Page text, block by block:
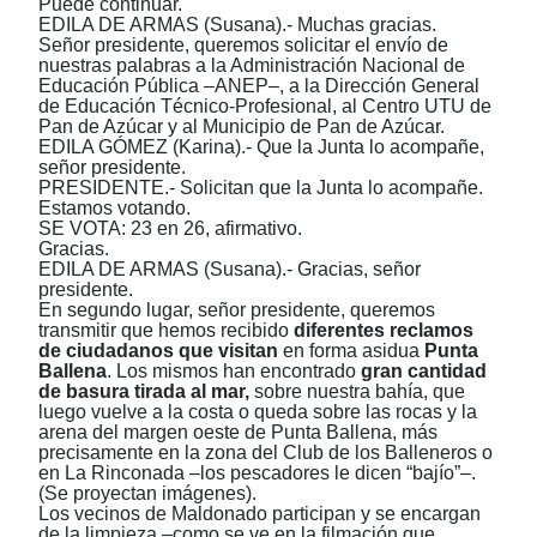
EDILA DE ARMAS (Susana).- Muchas gracias.
Señor presidente, queremos solicitar el envío de
nuestras palabras a la Administración Nacional de
Educación Pública –ANEP–, a la Dirección General
de Educación Técnico-Profesional, al Centro UTU de
Pan de Azúcar y al Municipio de Pan de Azúcar.
EDILA GÓMEZ (Karina).- Que la Junta lo acompañe,
señor presidente.
PRESIDENTE.- Solicitan que la Junta lo acompañe.
Estamos votando.
SE VOTA: 23 en 26, afirmativo.
Gracias.
EDILA DE ARMAS (Susana).- Gracias, señor
presidente.
En segundo lugar, señor presidente, queremos
transmitir que hemos recibido diferentes reclamos
de ciudadanos que visitan en forma asidua Punta
Ballena. Los mismos han encontrado gran cantidad
de basura tirada al mar, sobre nuestra bahía, que
luego vuelve a la costa o queda sobre las rocas y la
arena del margen oeste de Punta Ballena, más
precisamente en la zona del Club de los Balleneros o
en La Rinconada –los pescadores le dicen “bajío”–.
(Se proyectan imágenes).
Los vecinos de Maldonado participan y se encargan